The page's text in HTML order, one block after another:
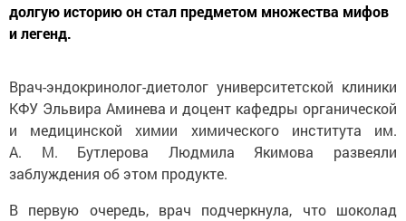
долгую историю он стал предметом множества мифов
и легенд.
Врач-эндокринолог-диетолог университетской клиники
КФУ Эльвира Аминева и доцент кафедры органической
и медицинской химии химического института им.
А. М. Бутлерова Людмила Якимова развеяли
заблуждения об этом продукте.
В первую очередь, врач подчеркнула, что шоколад